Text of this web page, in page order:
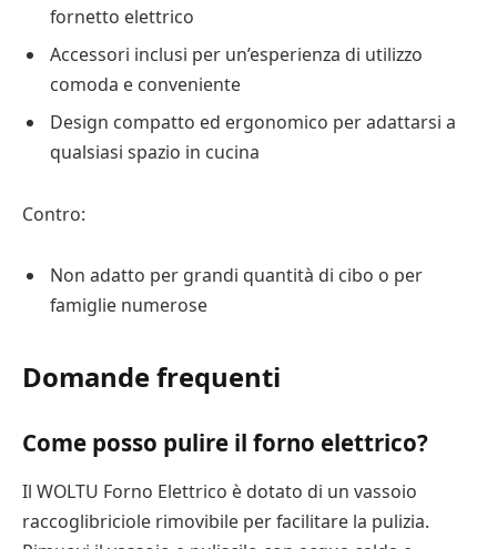
fornetto elettrico
Accessori inclusi per un’esperienza di utilizzo
comoda e conveniente
Design compatto ed ergonomico per adattarsi a
qualsiasi spazio in cucina
Contro:
Non adatto per grandi quantità di cibo o per
famiglie numerose
Domande frequenti
Come posso pulire il forno elettrico?
Il WOLTU Forno Elettrico è dotato di un vassoio
raccoglibriciole rimovibile per facilitare la pulizia.